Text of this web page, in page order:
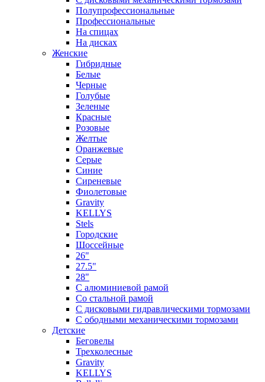
Полупрофессиональные
Профессиональные
На спицах
На дисках
Женские
Гибридные
Белые
Черные
Голубые
Зеленые
Красные
Розовые
Желтые
Оранжевые
Серые
Синие
Сиреневые
Фиолетовые
Gravity
KELLYS
Stels
Городские
Шоссейные
26"
27.5"
28"
С алюминиевой рамой
Со стальной рамой
С дисковыми гидравлическими тормозами
С ободными механическими тормозами
Детские
Беговелы
Трехколесные
Gravity
KELLYS